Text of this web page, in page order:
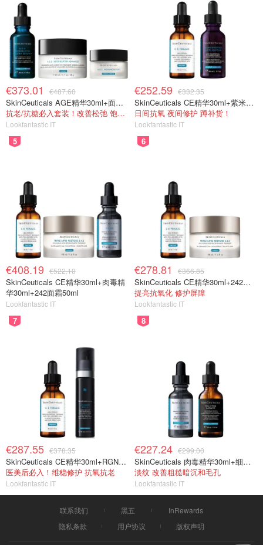
€373.01 €487.60
SkinCeuticals AGE精华30ml+面霜48ml+眼霜15ml
抗老/抗糖必入套装！改善松弛 饱满紧致
Lookfantastic IT
€252.59 €332.35
SkinCeuticals CE精华30ml+紫米精华30ml
日间抗氧 夜间修护 蹲补货！
Lookfantastic IT
5
€408.19 €522.10
SkinCeuticals CE精华30ml+肉毒精
华30ml+242面霜50ml
Lookfantastic IT
6
€278.81 €366.85
SkinCeuticals CE精华30ml+242面霜50ml
提亮抗氧化 修护屏障
Lookfantastic IT
7
€287.55 €378.35
SkinCeuticals CE精华30ml+RGN面霜50ml
医美后必入！维稳修护 抗氧抗老
Lookfantastic IT
8
€227.24 €299.00
SkinCeuticals 肉毒精华30ml+细胞重组精华30ml
淡纹 改善粗糙暗沉和毛孔
Lookfantastic IT
联系我们 黑五
InRewards
隐私条款
用户协议 版权声明